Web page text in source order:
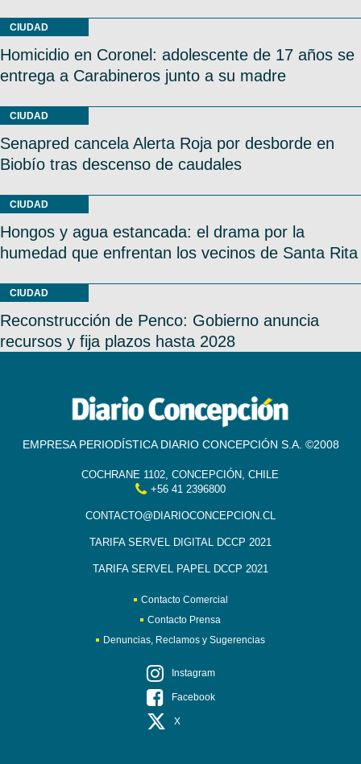
CIUDAD
Homicidio en Coronel: adolescente de 17 años se
entrega a Carabineros junto a su madre
CIUDAD
Senapred cancela Alerta Roja por desborde en
Biobío tras descenso de caudales
CIUDAD
Hongos y agua estancada: el drama por la
humedad que enfrentan los vecinos de Santa Rita
CIUDAD
Reconstrucción de Penco: Gobierno anuncia
recursos y fija plazos hasta 2028
EMPRESA PERIODÍSTICA DIARIO CONCEPCIÓN S.A. ©2008
COCHRANE 1102, CONCEPCIÓN, CHILE
+56 41 2396800
CONTACTO@DIARIOCONCEPCION.CL
TARIFA SERVEL DIGITAL DCCP 2021
TARIFA SERVEL PAPEL DCCP 2021
Contacto Comercial
Contacto Prensa
Denuncias, Reclamos y Sugerencias
Instagram
Facebook
X